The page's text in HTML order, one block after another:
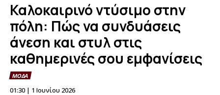
Καλοκαιρινό ντύσιμο στην
πόλη: Πώς να συνδυάσεις
άνεση και στυλ στις
καθημερινές σου εμφανίσεις
ΜΟΔΑ
01:30 | 1 Ιουνίου 2026